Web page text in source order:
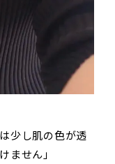
少し肌の色が透
ません」